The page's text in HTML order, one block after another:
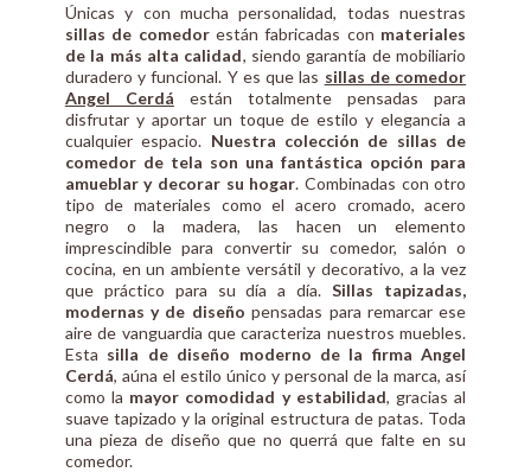
Únicas y con mucha personalidad, todas nuestras
sillas de comedorestán fabricadas con materiales
de la más alta calidad, siendo garantía de mobiliario
duradero y funcional. Y es que las sillas de comedor
Angel Cerdá están totalmente pensadas para
disfrutar y aportar un toque de estilo y elegancia a
cualquier espacio. Nuestra colección de sillas de
comedor de tela son una fantástica opción para
amueblar y decorar su hogar. Combinadas con otro
tipo de materiales como el acero cromado, acero
negro o la madera, las hacen un elemento
imprescindible para convertir su comedor, salón o
cocina, en un ambiente versátil y decorativo, a la vez
que práctico para su día a día.Sillas tapizadas,
modernas y de diseño pensadas para remarcar ese
aire de vanguardia que caracteriza nuestros muebles.
Esta silla de diseño moderno de la firma Angel
Cerdá, aúna el estilo único y personal de la marca, así
como la mayor comodidad y estabilidad, gracias al
suave tapizado y la original estructura de patas. Toda
una pieza de diseño que no querrá que falte en su
comedor.